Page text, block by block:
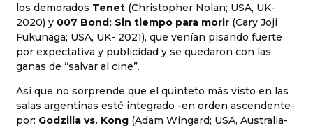
los demorados Tenet (Christopher Nolan; USA, UK-
2020) y 007 Bond: Sin tiempo para morir (Cary Joji
Fukunaga; USA, UK- 2021), que venían pisando fuerte
por expectativa y publicidad y se quedaron con las
ganas de “salvar al cine”.
Así que no sorprende que el quinteto más visto en las
salas argentinas esté integrado -en orden ascendente-
por: Godzilla vs. Kong (Adam Wingard; USA, Australia-